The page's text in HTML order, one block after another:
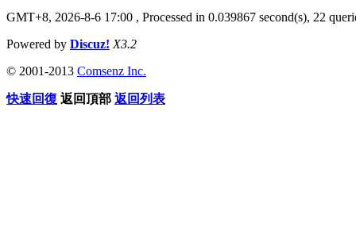
GMT+8, 2026-8-6 17:00 , Processed in 0.039867 second(s), 22
Powered by Discuz! X3.2
© 2001-2013 Comsenz Inc.
快速回復 返回頂部 返回列表